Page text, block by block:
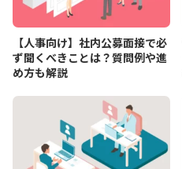
【人事向け】社内公募面接で必
ず聞くべきことは？質問例や進
め方も解説